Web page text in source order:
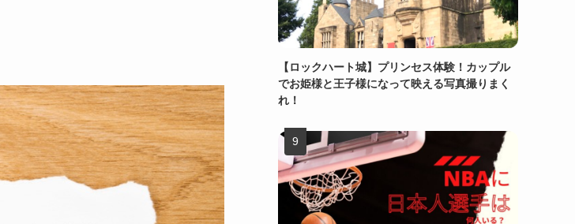
【ロックハート城】プリンセス体験！カップル
でお姫様と王子様になって映える写真撮りまく
れ！